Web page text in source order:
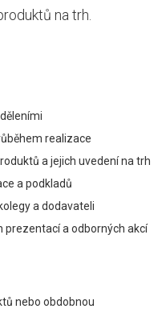
na trh.
realizace
a jejich uvedení na trh
a podkladů
a dodavateli
a odborných akcí
nebo obdobnou